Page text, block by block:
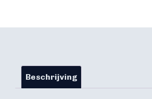
Beschrijving